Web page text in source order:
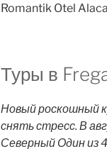
Romantik Otel
Туры в
Новый роскошный
снять стресс. В
Северный Один из